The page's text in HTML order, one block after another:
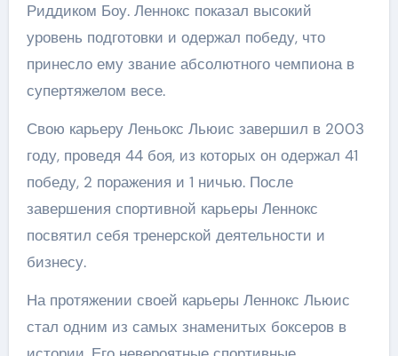
Риддиком Боу. Леннокс показал высокий
уровень подготовки и одержал победу, что
принесло ему звание абсолютного чемпиона в
супертяжелом весе.
Свою карьеру Леньокс Льюис завершил в 2003
году, проведя 44 боя, из которых он одержал 41
победу, 2 поражения и 1 ничью. После
завершения спортивной карьеры Леннокс
посвятил себя тренерской деятельности и
бизнесу.
На протяжении своей карьеры Леннокс Льюис
стал одним из самых знаменитых боксеров в